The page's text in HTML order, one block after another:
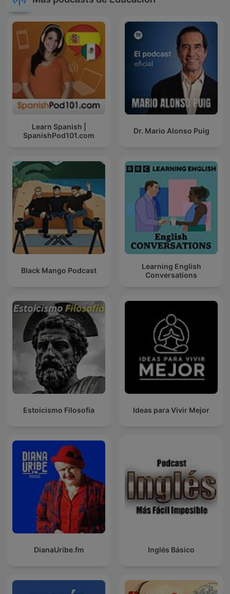
Learn Spanish |
SpanishPod101.com
Dr. Mario Alonso Puig
Black Mango Podcast
Learning English
Conversations
Estoicismo Filosofia Ideas para Vivir Mejor
DianaUribe.fm Inglés Básico